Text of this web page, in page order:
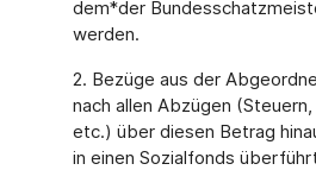
dem*der
werden.
2. Bezüge aus der
nach allen Abzügen
etc.) über diesen Betrag
in einen Sozialfonds